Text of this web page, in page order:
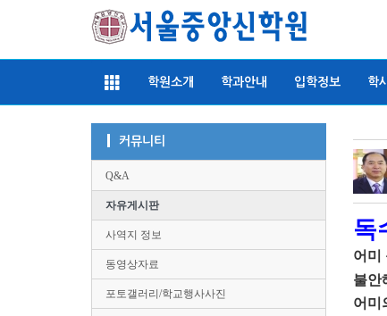
학원소개 학과안내 입학정보 학
커뮤니티
Q&A
자유게시판
사역지 정보
동영상자료
포토갤러리/학교행사사진
독
어미
불안
어미